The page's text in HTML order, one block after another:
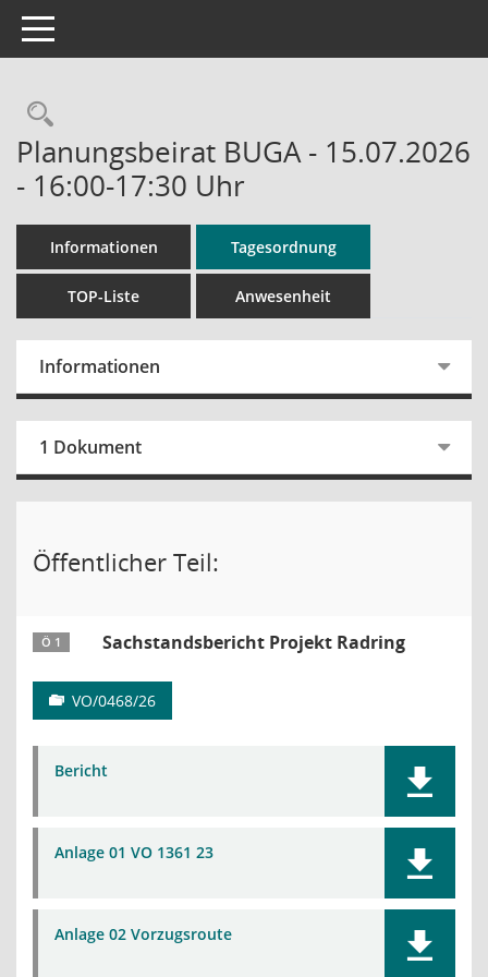
Toggle navigation
Rechercheauswahl
Planungsbeirat BUGA - 15.07.2026
- 16:00-17:30 Uhr
Informationen Tagesordnung
TOP-Liste Anwesenheit
Informationen
1 Dokument
Öffentlicher Teil:
Ö 1 Sachstandsbericht Projekt Radring
VO/0468/26
Bericht
Anlage 01 VO 1361 23
Anlage 02 Vorzugsroute